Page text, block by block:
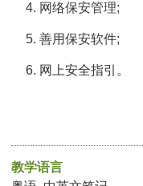
网络保安管理;
善用保安软件;
网上安全指引。
教学语言